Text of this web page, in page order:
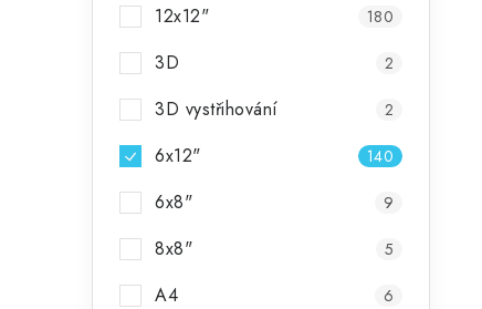
12x12" 180
3D 2
3D vystřihování 2
6x12" 140
6x8" 9
8x8" 5
A4 6